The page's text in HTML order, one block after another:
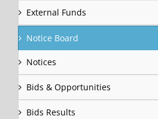
External Funds
Notice Board
Notices
Bids & Opportunities
Bids Results